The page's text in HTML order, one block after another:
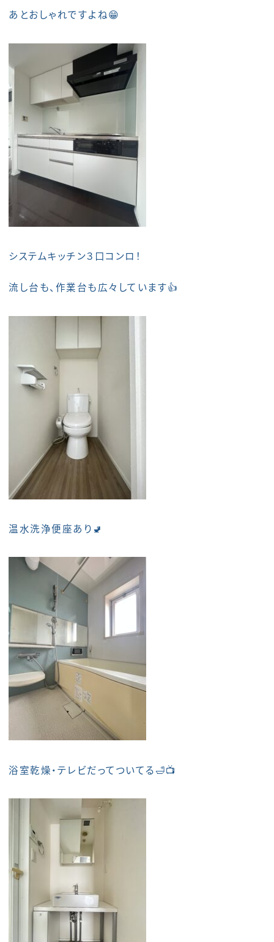
あとおしゃれですよね😁
システムキッチン３口コンロ！
流し台も、作業台も広々しています👍
温水洗浄便座あり🚽
浴室乾燥・テレビだってついてる🛁📺